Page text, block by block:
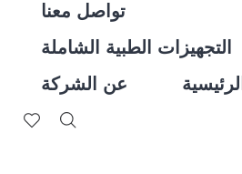
تواصل معنا
التجهيزات الطبية الشاملة
عن الشركة
الرئيسية